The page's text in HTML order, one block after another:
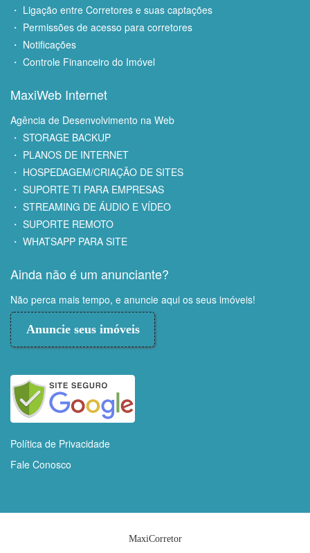
・ Ligação entre Corretores e suas captações
・ Permissões de acesso para corretores
・ Notificações
・ Controle Financeiro do Imóvel
MaxiWeb Internet
Agência de Desenvolvimento na Web
・ STORAGE BACKUP
・ PLANOS DE INTERNET
・ HOSPEDAGEM/CRIAÇÃO DE SITES
・ SUPORTE TI PARA EMPRESAS
・ STREAMING DE ÁUDIO E VÍDEO
・ SUPORTE REMOTO
・ WHATSAPP PARA SITE
Ainda não é um anunciante?
Não perca mais tempo, e anuncie aqui os seus imóveis!
Anuncie seus imóveis
Política de Privacidade
Fale Conosco
MaxiCorretor